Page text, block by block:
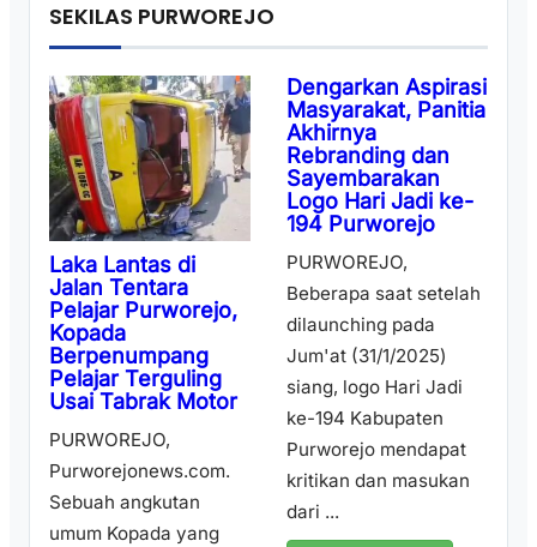
SEKILAS PURWOREJO
Laka Lantas di
Jalan Tentara
Pelajar Purworejo,
Kopada
Berpenumpang
Pelajar Terguling
Usai Tabrak Motor
PURWOREJO,
Purworejonews.com.
Sebuah angkutan
umum Kopada yang
Dengarkan Aspirasi
Masyarakat, Panitia
Akhirnya
Rebranding dan
Sayembarakan
Logo Hari Jadi ke-
194 Purworejo
PURWOREJO,
Beberapa saat setelah
dilaunching pada
Jum'at (31/1/2025)
siang, logo Hari Jadi
ke-194 Kabupaten
Purworejo mendapat
kritikan dan masukan
dari ...